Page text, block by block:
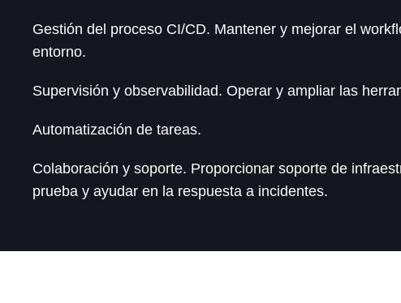
Gestión del proceso CI/CD. Mantener y mejorar el
entorno.
Supervisión y observabilidad. Operar y ampliar las
Automatización de tareas.
Colaboración y soporte. Proporcionar soporte de
prueba y ayudar en la respuesta a incidentes.